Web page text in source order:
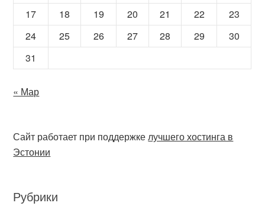
17
18 19 20 21 22
23
24
25 26 27 28 29
30
31
« Мар
Сайт работает при поддержкелучшего хостинга в
Эстонии
Рубрики